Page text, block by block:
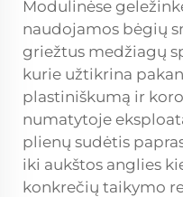
Modulinėse
naudojamos bėgių
griežtus medžiagų
kurie užtikrina
plastiniškumą ir
numatytoje
plienų sudėtis
iki aukštos anglies
konkrečių taikymo